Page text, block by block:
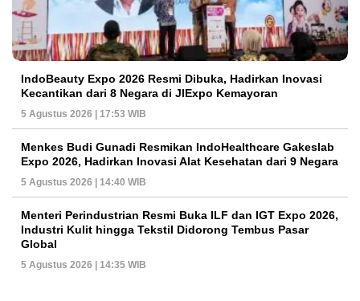
IndoBeauty Expo 2026 Resmi Dibuka, Hadirkan Inovasi
Kecantikan dari 8 Negara di JIExpo Kemayoran
5 Agustus 2026 | 17:53 WIB
Menkes Budi Gunadi Resmikan IndoHealthcare Gakeslab
Expo 2026, Hadirkan Inovasi Alat Kesehatan dari 9 Negara
5 Agustus 2026 | 14:40 WIB
Menteri Perindustrian Resmi Buka ILF dan IGT Expo 2026,
Industri Kulit hingga Tekstil Didorong Tembus Pasar
Global
5 Agustus 2026 | 14:35 WIB